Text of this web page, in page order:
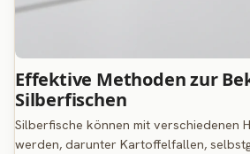
Effektive Methoden zur
Silberfischen
Silberfische können mit verschiedenen
werden, darunter Kartoffelfallen,